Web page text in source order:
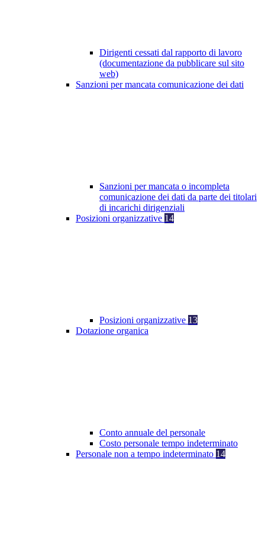
Dirigenti cessati dal rapporto di lavoro
(documentazione da pubblicare sul sito
web)
Sanzioni per mancata comunicazione dei dati
Sanzioni per mancata o incompleta
comunicazione dei dati da parte dei titolari
di incarichi dirigenziali
Posizioni organizzative 14
Posizioni organizzative 13
Dotazione organica
Conto annuale del personale
Costo personale tempo indeterminato
Personale non a tempo indeterminato 14